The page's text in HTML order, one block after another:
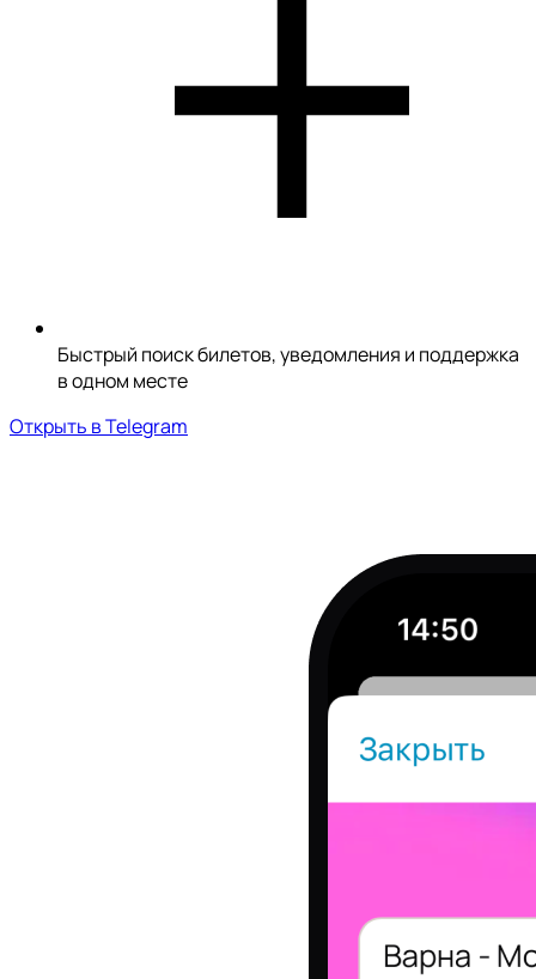
Быстрый поиск билетов, уведомления и поддержка
в одном месте
Открыть в Telegram